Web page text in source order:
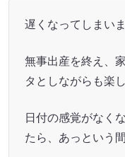
遅くなってしまい
無事出産を終え、
タとしながらも楽
日付の感覚がなく
たら、あっという